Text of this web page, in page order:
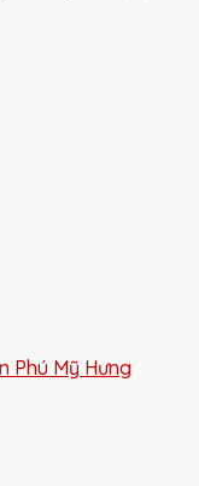
Phú Mỹ Hưng